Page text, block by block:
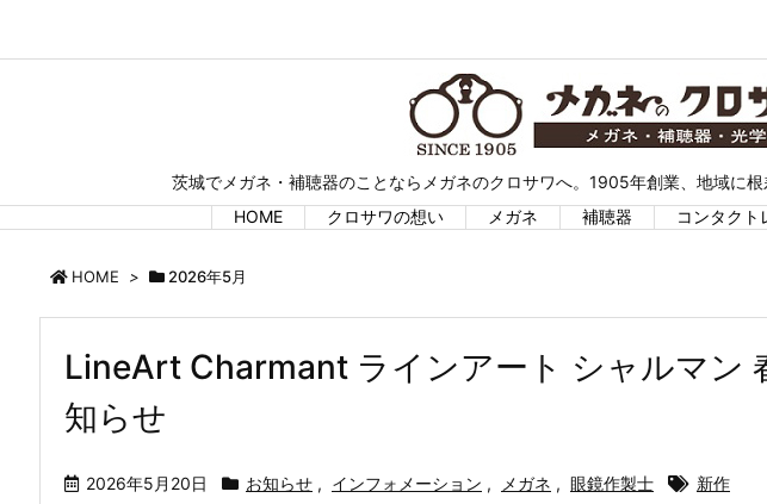
茨城でメガネ・補聴器のことならメガネのクロサワへ。1905年創業、地域に
HOME
クロサワの想い メガネ 補聴器 コンタクト
HOME > 2026年5月
LineArt Charmant ラインアート シャルマン
知らせ
2026年5月20日 お知らせ , インフォメーション , メガネ , 眼鏡作製士 新作